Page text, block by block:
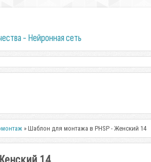
- Нейронная сеть
» Шаблон для монтажа в PHSP - Женский 14